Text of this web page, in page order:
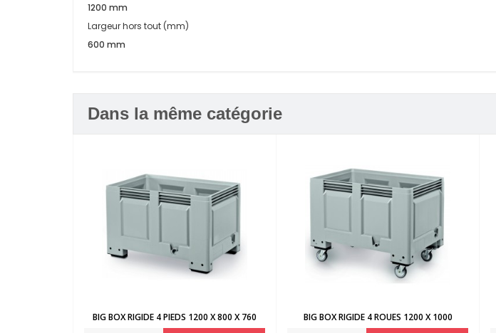
1200 mm
Largeur hors tout (mm)
600 mm
Dans la même catégorie
BIG BOX RIGIDE 4 ROUES 1200 X 1000 BIG BOX RIGIDE 4 PIEDS 1200 X 1000 X 760 BIG BOX